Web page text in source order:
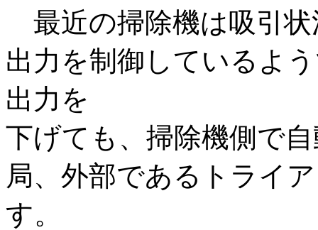
最近の掃除機は吸引
出力を制御しているよ
出力を
下げても、掃除機側で
局、外部であるトライ
す。